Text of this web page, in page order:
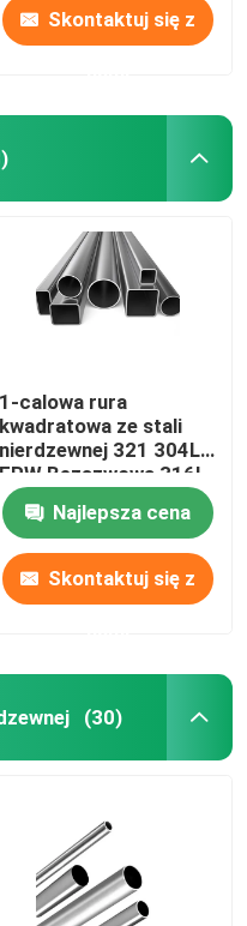
Skontaktuj się z
1-calowa rura
kwadratowa ze stali
nierdzewnej 321 304L
ERW Bezszwowa 316l
310s 0,4 Mm
Najlepsza cena
Skontaktuj się z
(30)